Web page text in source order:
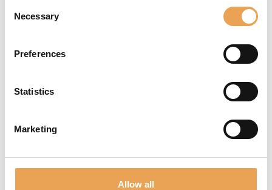
Selection
Necessary
Preferences
Statistics
Marketing
Allow all
Peso: 175 g/m2
Resolución máxima*: 85 lpi